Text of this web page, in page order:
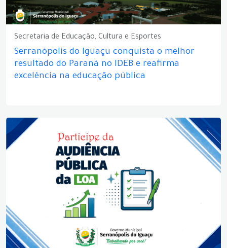
Secretaria de Educação, Cultura e Esportes
Serranópolis do Iguaçu conquista o melhor
resultado do Paraná no IDEB e reafirma
excelência na educação pública